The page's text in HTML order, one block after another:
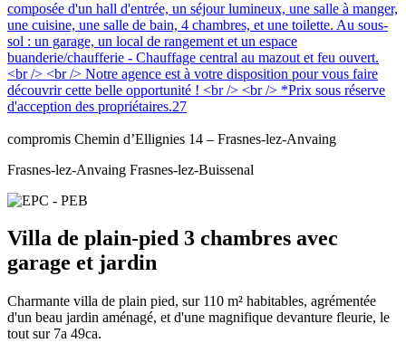
compromis Chemin d’Ellignies 14 – Frasnes-lez-Anvaing
Frasnes-lez-Anvaing Frasnes-lez-Buissenal
Villa de plain-pied 3 chambres avec
garage et jardin
Charmante villa de plain pied, sur 110 m² habitables, agrémentée
d'un beau jardin aménagé, et d'une magnifique devanture fleurie, le
tout sur 7a 49ca.